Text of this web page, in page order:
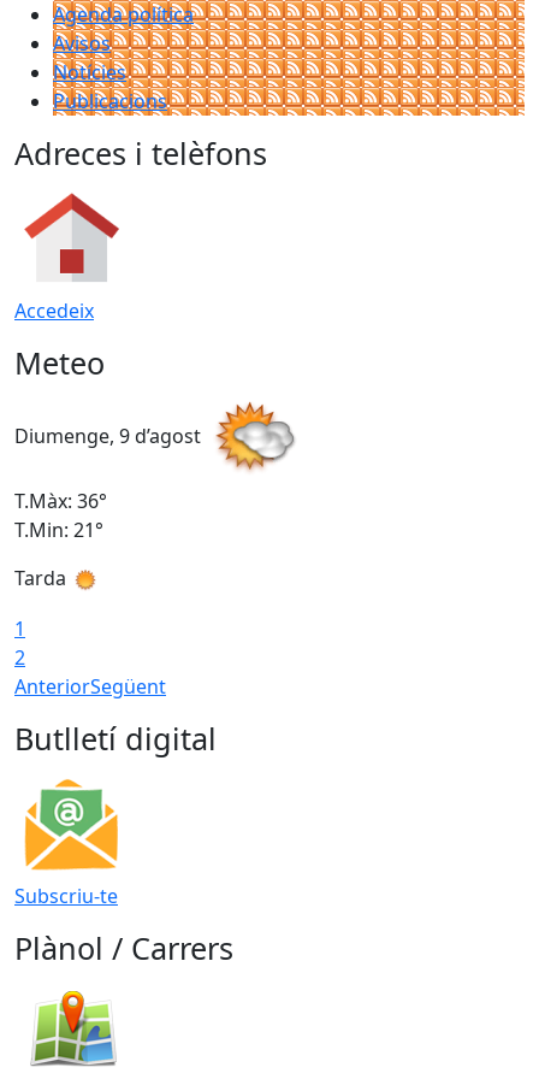
Agenda política
Avisos
Notícies
Publicacions
Adreces i telèfons
Accedeix
Meteo
Diumenge, 9 d’agost
T.Màx: 36°
T.Min: 21°
Tarda
1
2
AnteriorSegüent
Butlletí digital
Subscriu-te
Plànol / Carrers